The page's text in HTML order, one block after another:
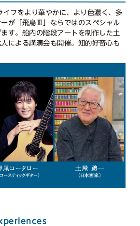
イフをより華やかに、より色濃く、多
が「飛鳥Ⅲ」ならではのスペシャル
す。船内の階段アートを制作した土
による講演会も開催。知的好奇心も